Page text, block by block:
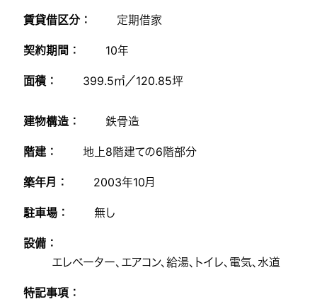
賃貸借区分 ： 定期借家
契約期間 ： 10年
面積 ： 399.5㎡／120.85坪
建物構造 ： 鉄骨造
階建 ： 地上8階建ての6階部分
築年月 ： 2003年10月
駐車場 ： 無し
設備 ：
エレベーター、エアコン、給湯、トイレ、電気、水道
特記事項 ：